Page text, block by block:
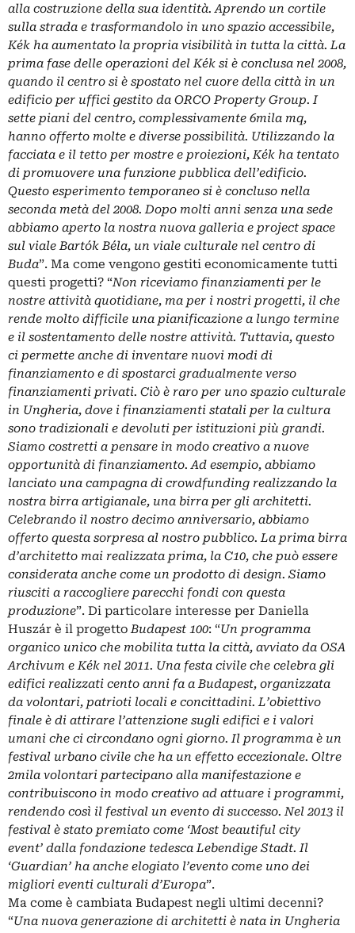
alla costruzione della sua identità. Aprendo un cortile
sulla strada e trasformandolo in uno spazio accessibile,
Kék ha aumentato la propria visibilità in tutta la città. La
prima fase delle operazioni del Kék si è conclusa nel 2008,
quando il centro si è spostato nel cuore della città in un
edificio per uffici gestito da ORCO Property Group. I
sette piani del centro, complessivamente 6mila mq,
hanno offerto molte e diverse possibilità. Utilizzando la
facciata e il tetto per mostre e proiezioni, Kék ha tentato
di promuovere una funzione pubblica dell’edificio.
Questo esperimento temporaneo si è concluso nella
seconda metà del 2008. Dopo molti anni senza una sede
abbiamo aperto la nostra nuova galleria e project space
sul viale Bartók Béla, un viale culturale nel centro di
Buda”. Ma come vengono gestiti economicamente tutti
questi progetti? “Non riceviamo finanziamenti per le
nostre attività quotidiane, ma per i nostri progetti, il che
rende molto difficile una pianificazione a lungo termine
e il sostentamento delle nostre attività. Tuttavia, questo
ci permette anche di inventare nuovi modi di
finanziamento e di spostarci gradualmente verso
finanziamenti privati. Ciò è raro per uno spazio culturale
in Ungheria, dove i finanziamenti statali per la cultura
sono tradizionali e devoluti per istituzioni più grandi.
Siamo costretti a pensare in modo creativo a nuove
opportunità di finanziamento. Ad esempio, abbiamo
lanciato una campagna di crowdfunding realizzando la
nostra birra artigianale, una birra per gli architetti.
Celebrando il nostro decimo anniversario, abbiamo
offerto questa sorpresa al nostro pubblico. La prima birra
d’architetto mai realizzata prima, la C10, che può essere
considerata anche come un prodotto di design. Siamo
riusciti a raccogliere parecchi fondi con questa
produzione”. Di particolare interesse per Daniella
Huszár è il progettoBudapest 100: “Un programma
organico unico che mobilita tutta la città, avviato da OSA
Archivum e Kék nel 2011. Una festa civile che celebra gli
edifici realizzati cento anni fa a Budapest, organizzata
da volontari, patrioti locali e concittadini. L’obiettivo
finale è di attirare l’attenzione sugli edifici e i valori
umani che ci circondano ogni giorno. Il programma è un
festival urbano civile che ha un effetto eccezionale. Oltre
2mila volontari partecipano alla manifestazione e
contribuiscono in modo creativo ad attuare i programmi,
rendendo così il festival un evento di successo. Nel 2013 il
festival è stato premiato come ‘Most beautiful city
event’ dalla fondazione tedesca Lebendige Stadt. Il
‘Guardian’ ha anche elogiato l’evento come uno dei
migliori eventi culturali d’Europa”.
Ma come è cambiata Budapest negli ultimi decenni?
“Una nuova generazione di architetti è nata in Ungheria